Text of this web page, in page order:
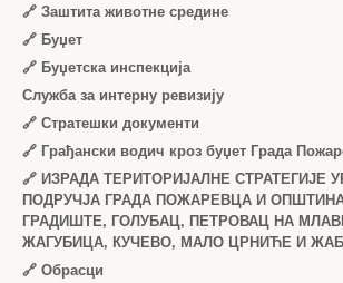
🔗 Заштита животне средине
🔗 Буџет
🔗 Буџетска инспекција
Служба за интерну ревизију
🔗 Стратешки документи
🔗 Грађански водич кроз буџет Града
🔗 ИЗРАДА ТЕРИТОРИЈАЛНЕ СТРАТЕГИЈЕ
ПОДРУЧЈА ГРАДА ПОЖАРЕВЦА И
ГРАДИШТЕ, ГОЛУБАЦ, ПЕТРОВАЦ НА
ЖАГУБИЦА, КУЧЕВО, МАЛО ЦРНИЋЕ И
🔗 Обрасци